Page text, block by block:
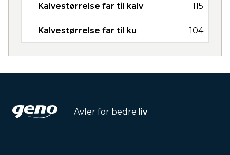
Kalvestørrelse far til kalv 115
Kalvestørrelse far til ku 104
Avler for bedre liv